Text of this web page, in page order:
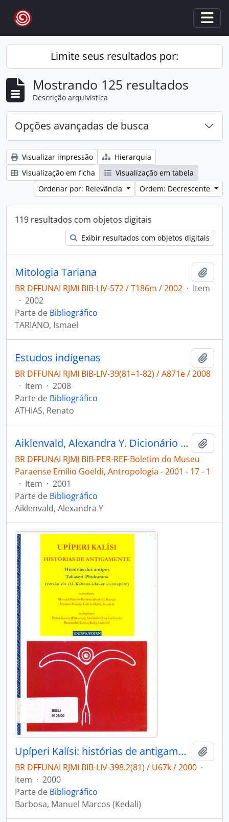
Skip to main content
Limite seus resultados por:
Mostrando 125 resultados
Descrição arquivística
Opções avançadas de busca
Visualizar impressão
Hierarquia
Visualização em ficha
Visualização em tabela
Ordenar por: Relevância
Ordem: Decrescente
119 resultados com objetos digitais
Exibir resultados com objetos digitais
Mitologia Tariana
BR DFFUNAI RJMI BIB-LIV-572 / T186m / 2002 · Item
· 2002
Parte de Bibliográfico
TARIANO, Ismael
Estudos indígenas
BR DFFUNAI RJMI BIB-LIV-39(81=1-82) / A871e / 2008
· Item · 2008
Parte de Bibliográfico
ATHIAS, Renato
Aiklenvald, Alexandra Y. Dicionário Tariana-Português e Português-Tariana [Boletim do Museu Paraense Emílio Goeldi, Antropologia]
BR DFFUNAI RJMI BIB-PER-REF-Boletim do Museu
Paraense Emílio Goeldi, Antropologia - 2001 - 17 - 1
· Item · 2001
Parte de Bibliográfico
Aiklenvald, Alexandra Y
Upíperi Kalísi: histórias de antigamente: histórias dos antigos Taliaseri-Phukurana (versão do clã Kabana-idakena-yanapere).
BR DFFUNAI RJMI BIB-LIV-398.2(81) / U67k / 2000 ·
Item · 2000
Parte de Bibliográfico
Barbosa, Manuel Marcos (Kedali)